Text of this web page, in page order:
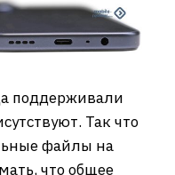
поддерживали
Так что
файлы на
что общее